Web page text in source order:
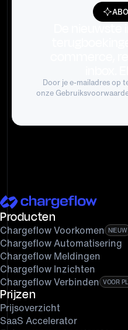
Door je e-mailadres op
onze
Producten
Chargeflow Voorkomen NIEUW
Chargeflow Automatisering
Chargeflow Meldingen
Chargeflow Inzichten
Chargeflow Verbinden VOOR
Prijzen
Prijsoverzicht
SaaS Accelerator